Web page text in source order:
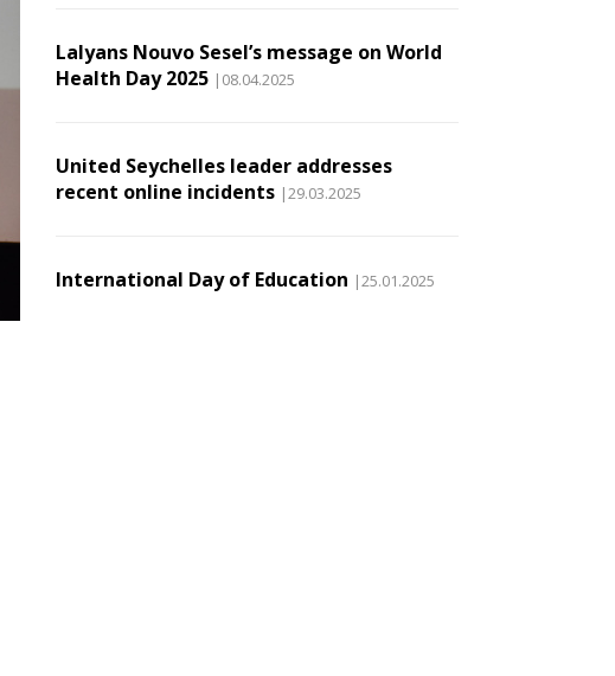
Lalyans Nouvo Sesel’s message on World
Health Day 2025 |08.04.2025
United Seychelles leader addresses
recent online incidents |29.03.2025
International Day of Education |25.01.2025